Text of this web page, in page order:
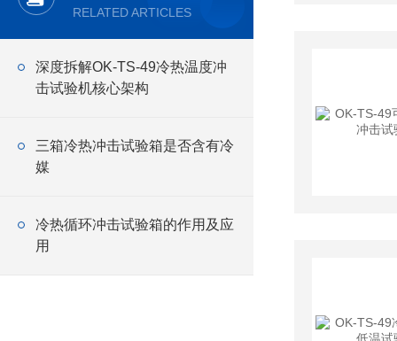
RELATED ARTICLES
深度拆解OK-TS-49冷热温度冲
击试验机核心架构
三箱冷热冲击试验箱是否含有冷
媒
冷热循环冲击试验箱的作用及应
用